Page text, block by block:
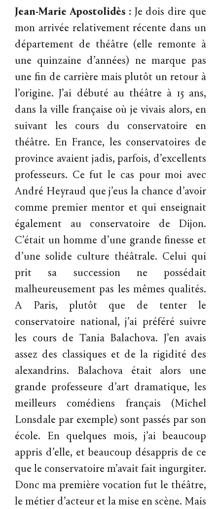
Jean-Marie Apostolidès :Je dois dire que
mon arrivée relativement récente dans un
département de théâtre (elle remonte à
une quinzaine d’années) ne marque pas
une fin de carrière mais plutôt un retour à
l’origine. J’ai débuté au théâtre à 15 ans,
dans la ville française où je vivais alors, en
suivant les cours du conservatoire en
théâtre. En France, les conservatoires de
province avaient jadis, parfois, d’excellents
professeurs. Ce fut le cas pour moi avec
André Heyraud que j’eus la chance d’avoir
comme premier mentor et qui enseignait
également au conservatoire de Dijon.
C’était un homme d’une grande finesse et
d’une solide culture théâtrale. Celui qui
prit sa succession ne possédait
malheureusement pas les mêmes qualités.
A Paris, plutôt que de tenter le
conservatoire national, j’ai préféré suivre
les cours de Tania Balachova. J’en avais
assez des classiques et de la rigidité des
alexandrins. Balachova était alors une
grande professeure d’art dramatique, les
meilleurs comédiens français (Michel
Lonsdale par exemple) sont passés par son
école. En quelques mois, j’ai beaucoup
appris d’elle, et beaucoup désappris de ce
que le conservatoire m’avait fait ingurgiter.
Donc ma première vocation fut le théâtre,
le métier d’acteur et la mise en scène. Mais